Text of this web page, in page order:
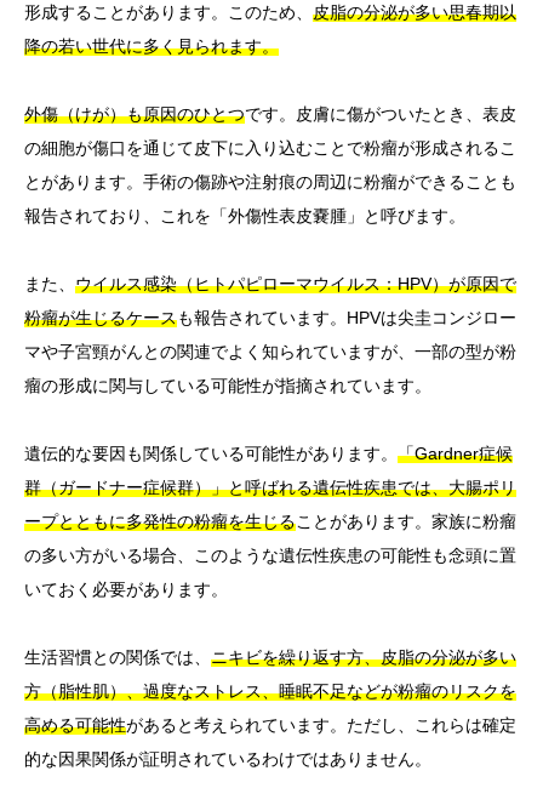
形成することがあります。このため、 皮脂の分泌が多い思春期以
降の若い世代に多く見られます。
外傷（けが）も原因のひとつです。皮膚に傷がついたとき、表皮
の細胞が傷口を通じて皮下に入り込むことで粉瘤が形成されるこ
とがあります。手術の傷跡や注射痕の周辺に粉瘤ができることも
報告されており、これを「外傷性表皮嚢腫」と呼びます。
また、 ウイルス感染（ヒトパピローマウイルス：HPV）が原因で
粉瘤が生じるケースも報告されています。HPVは尖圭コンジロー
マや子宮頸がんとの関連でよく知られていますが、一部の型が粉
瘤の形成に関与している可能性が指摘されています。
遺伝的な要因も関係している可能性があります。 「Gardner症候
群（ガードナー症候群）」と呼ばれる遺伝性疾患では、大腸ポリ
ープとともに多発性の粉瘤を生じることがあります。家族に粉瘤
の多い方がいる場合、このような遺伝性疾患の可能性も念頭に置
いておく必要があります。
生活習慣との関係では、 ニキビを繰り返す方、皮脂の分泌が多い
方（脂性肌）、過度なストレス、睡眠不足などが粉瘤のリスクを
高める可能性があると考えられています。ただし、これらは確定
的な因果関係が証明されているわけではありません。